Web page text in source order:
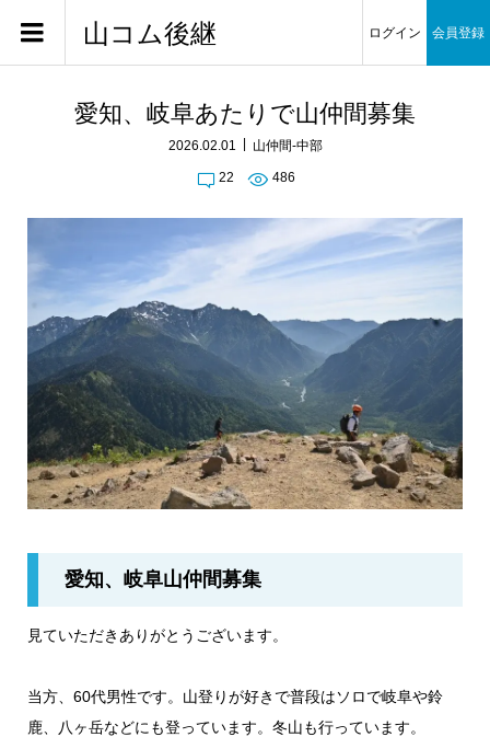
山コム後継 ログイン 会員登録
愛知、岐阜あたりで山仲間募集
2026.02.01 山仲間-中部
22 486
愛知、岐阜山仲間募集
見ていただきありがとうございます。
当方、60代男性です。山登りが好きで普段はソロで岐阜や鈴
鹿、八ヶ岳などにも登っています。冬山も行っています。